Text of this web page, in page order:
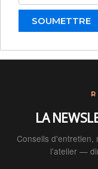
LA
Conseils d'entretien,
l'atelier —